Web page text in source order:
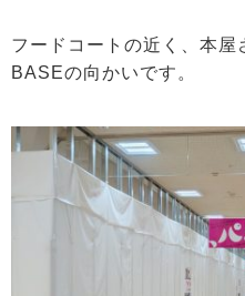
フードコートの近く、本
BASEの向かいです。